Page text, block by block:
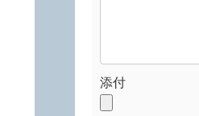
添付